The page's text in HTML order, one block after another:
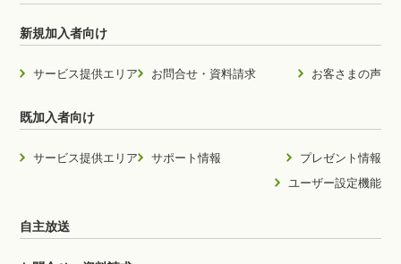
新規加入者向け
サービス提供エリア お客さまの声
お問合せ・資料請求
既加入者向け
サービス提供エリア プレゼント情報
サポート情報
ユーザー設定機能
自主放送